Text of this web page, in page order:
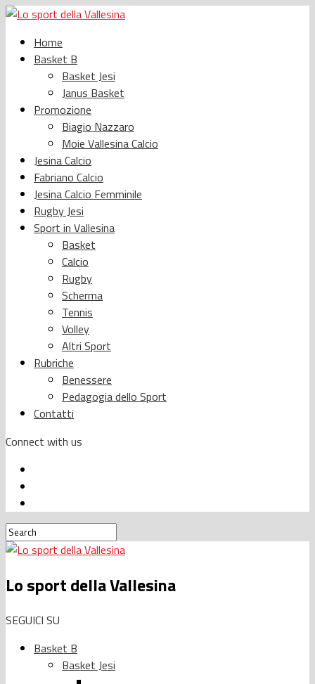
Home
Basket B
Basket Jesi
Janus Basket
Promozione
Biagio Nazzaro
Moie Vallesina Calcio
Jesina Calcio
Fabriano Calcio
Jesina Calcio Femminile
Rugby Jesi
Sport in Vallesina
Basket
Calcio
Rugby
Scherma
Tennis
Volley
Altri Sport
Rubriche
Benessere
Pedagogia dello Sport
Contatti
Connect with us
Lo sport della Vallesina
SEGUICI SU
Basket B
Basket Jesi